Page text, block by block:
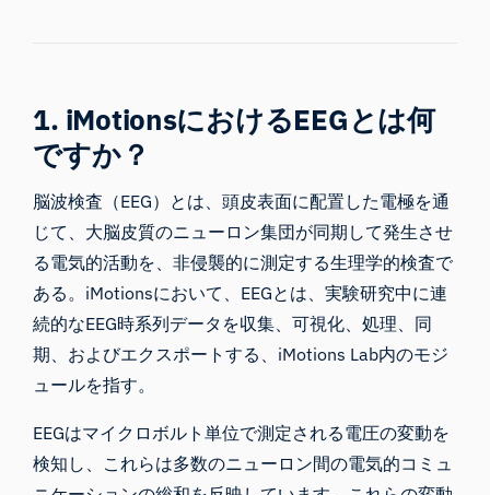
1. iMotionsにおけるEEGとは何
ですか？
脳波検査（EEG）とは、頭皮表面に配置した電極を通
じて、大脳皮質のニューロン集団が同期して発生させ
る電気的活動を、非侵襲的に測定する生理学的検査で
ある。iMotionsにおいて、EEGとは、実験研究中に連
続的なEEG時系列データを収集、可視化、処理、同
期、およびエクスポートする、iMotions Lab内のモジ
ュールを指す。
EEGはマイクロボルト単位で測定される電圧の変動を
検知し、これらは多数のニューロン間の電気的コミュ